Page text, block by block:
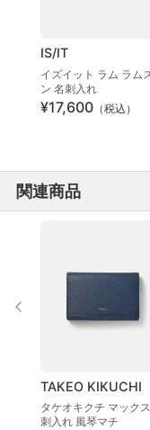
IS/IT
イズイット ラム ラム
ン 名刺入れ
¥17,600 （税込）
関連商品
TAKEO KIKUCHI
タケオキクチ マック
刺入れ 風琴マチ